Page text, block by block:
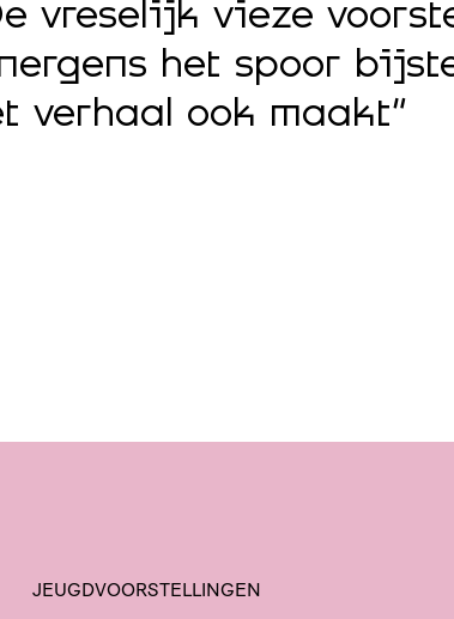
vreselijk vieze
het spoor
verhaal ook maakt”
JEUGDVOORSTELLINGEN